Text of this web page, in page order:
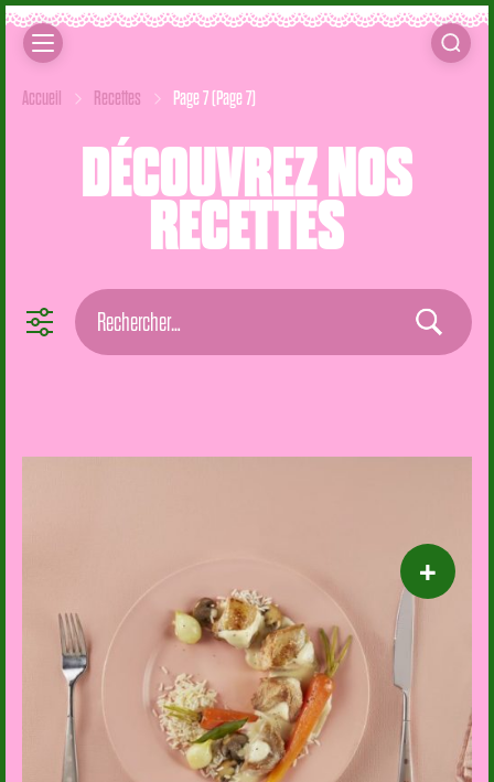
Accueil Recettes Page 7 (Page 7)
DÉCOUVREZ NOS
RECETTES
Rechercher :